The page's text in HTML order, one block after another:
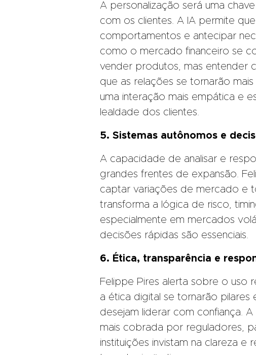
A personalização será uma
com os clientes. A IA permite
comportamentos e antecipar
como o mercado financeiro se
vender produtos, mas entender
que as relações se tornarão
uma interação mais empática e
lealdade dos clientes.
5. Sistemas autônomos e
A capacidade de analisar e
grandes frentes de expansão.
captar variações de mercado e
transforma a lógica de risco,
especialmente em mercados
decisões rápidas são essenciais.
6. Ética, transparência e
Felippe Pires alerta sobre o uso
a ética digital se tornarão pilares
desejam liderar com confiança.
mais cobrada por reguladores,
instituições invistam na clareza e